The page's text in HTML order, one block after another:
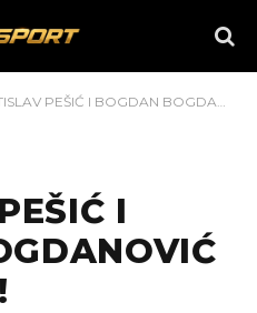
PEŠIĆ I BOGDAN BOGDANOVIĆ U SUKOBU?!
I